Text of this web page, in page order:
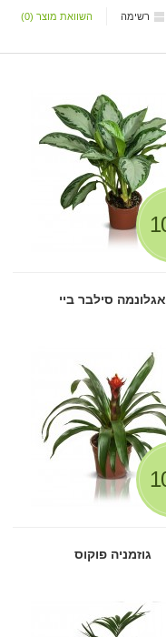
רשימה השוואת מוצר (0)
אגלונמה סילבר ביי
גוזמניה פוקוס